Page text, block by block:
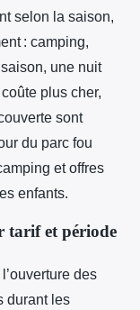
selon la saison,
: camping,
une nuit
plus cher,
sont
du parc fou
et offres
enfants.
tarif et période
des
durant les